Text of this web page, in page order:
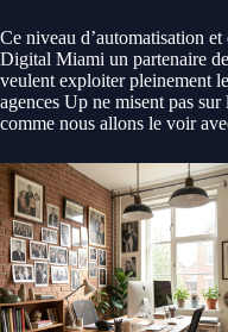
Ce niveau d’automatisation
Digital Miami un partenaire
veulent exploiter pleinement le
agences Up ne misent pas
comme nous allons le voir